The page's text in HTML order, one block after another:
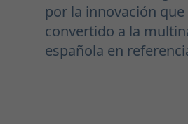
por la innovación que
convertido a la
española en